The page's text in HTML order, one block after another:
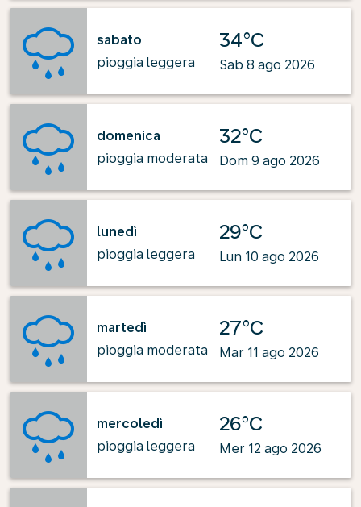
sabato
pioggia leggera
34°C
Sab 8 ago 2026
domenica
pioggia moderata
32°C
Dom 9 ago 2026
lunedì
pioggia leggera
29°C
Lun 10 ago 2026
martedì
pioggia moderata
27°C
Mar 11 ago 2026
mercoledì
pioggia leggera
26°C
Mer 12 ago 2026